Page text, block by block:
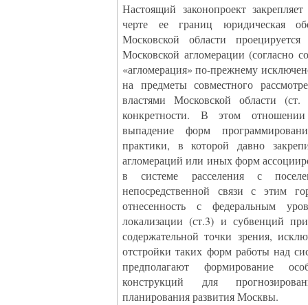
Настоящий законопроект
черте ее границ юридическая
Московской области
Московской агломерации (согласно
«агломерация» по-прежнему
на предметы совместного
властями Московской области
конкретности. В этом отношении
выпадение форм
практики, в которой давно
агломераций или иных форм
в системе расселения с
непосредственной связи с этим
отнесенность с федеральным
локализации (ст.3) и субвенций
содержательной точки зрения,
отстройки таких форм работы над
предполагают формирование
конструкций для
планирования развития Москвы.